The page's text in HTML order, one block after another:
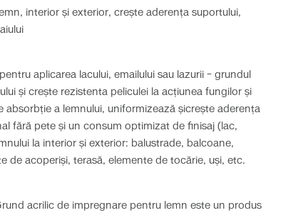
interior și exterior, crește aderența suportului,
aplicarea lacului, emailului sau lazurii – grundul
și crește rezistenta peliculei la acțiunea fungilor și
absorbție a lemnului, uniformizează șicrește aderența
fără pete și un consum optimizat de finisaj (lac,
la interior și exterior: balustrade, balcoane,
de acoperiși, terasă, elemente de tocărie, uși, etc.
acrilic de impregnare pentru lemn este un produs